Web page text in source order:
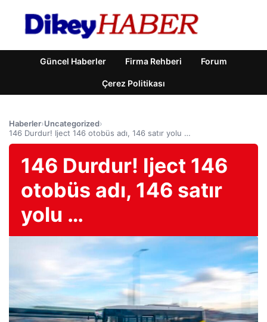
Güncel Haberler Firma Rehberi Forum
Çerez Politikası
Haberler›Uncategorized›
146 Durdur! Iject 146 otobüs adı, 146 satır yolu …
146 Durdur! Iject 146
otobüs adı, 146 satır
yolu …